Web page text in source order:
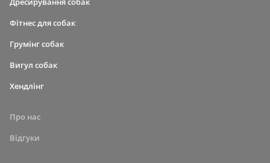
Фітнес для собак
Грумінг собак
Вигул собак
Хендлінг
Про нас
Відгуки